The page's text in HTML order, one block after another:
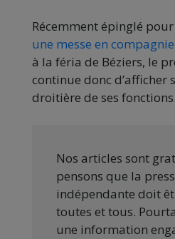
Récemment épinglé pour
une messe en
à la féria de Béziers, le
continue donc d’afficher
droitière de ses fonctions.
Nos articles sont
pensons que la
indépendante doit
toutes et tous.
une information